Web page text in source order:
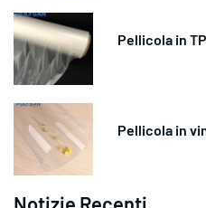
Pellicola in
Pellicola in